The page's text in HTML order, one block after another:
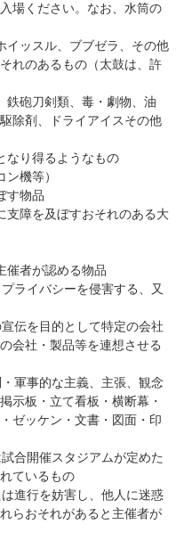
場ください。なお、水筒の
イッスル、ブブゼラ、その他
れのあるもの（太鼓は、許
鉄砲刀剣類、毒・劇物、油
除剤、ドライアイスその他
なり得るようなもの
機等）
す物品
支障を及ぼすおそれのある大
催者が認める物品
ライバシーを侵害する、又
伝を目的として特定の会社
会社・製品等を連想させる
軍事的な主義、主張、観念
示板・立て看板・横断幕・
ゼッケン・文書・図面・印
合開催スタジアムが定めた
ているもの
進行を妨害し、他人に迷惑
らおそれがあると主催者が